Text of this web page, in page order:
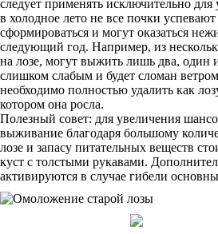
следует применять исключительно
в холодное лето не все почки
сформироваться и могут оказаться
следующий год. Например, из
на лозе, могут выжить лишь два, один
слишком слабым и будет сломан
необходимо полностью удалить как
котором она росла.
Полезный совет: для увеличения
выживание благодаря большому
лозе и запасу питательных веществ
куст с толстыми рукавами.
активируются в случае гибели